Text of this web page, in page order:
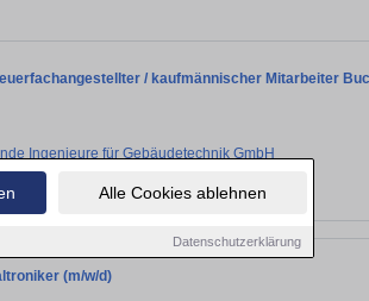
Alle Cookies ablehnen
Datenschutzerklärung
/ kaufmännischer Mitarbeiter
Ingenieure für Gebäudetechnik GmbH
(m/w/d)